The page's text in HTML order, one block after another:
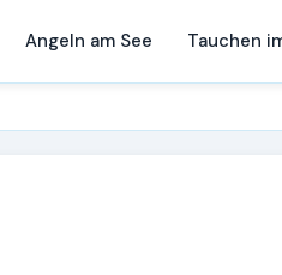
Angeln am See Tauchen